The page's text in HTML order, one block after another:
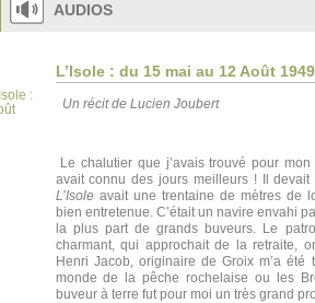
AUDIOS
:
L’Isole : du 15 mai au 12 Août 1949
Un récit de Lucien Joubert
Le chalutier que j’avais trouvé pour
avait connu des jours meilleurs ! Il
L’Isoleavait une trentaine de mètres de
bien entretenue. C’était un navire envahi
la plus part de grands buveurs. Le
charmant, qui approchait de la retraite,
Henri Jacob, originaire de Groix m’a
monde de la pêche rochelaise ou les
buveur à terre fut pour moi un très grand